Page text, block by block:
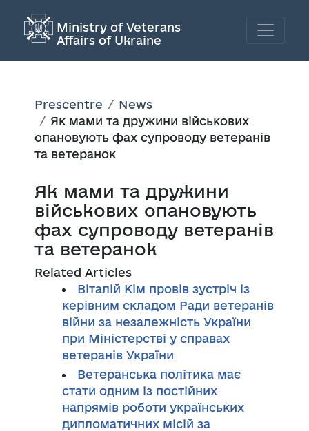
Ministry of Veterans
Affairs of Ukraine
Prescentre
News
Як мами та дружини військових
опановують фах супроводу ветеранів
та ветеранок
Як мами та дружини
військових опановують
фах супроводу ветеранів
та ветеранок
Related Articles
Віталій Кім провів зустріч із
керівним складом Ради ветеранів
війни за незалежність України
при Міністерстві у справах
ветеранів України
Ветеранська політика має
стати одним із постійних
напрямів роботи українських
дипломатичних місій за